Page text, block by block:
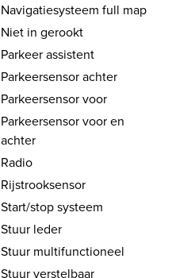
Navigatiesysteem full map
Niet in gerookt
Parkeer assistent
Parkeersensor achter
Parkeersensor voor
Parkeersensor voor en
achter
Radio
Rijstrooksensor
Start/stop systeem
Stuur leder
Stuur multifunctioneel
Stuur verstelbaar